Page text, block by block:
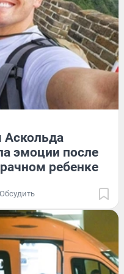
Аскольда
эмоции после
ребенке
Обсудить